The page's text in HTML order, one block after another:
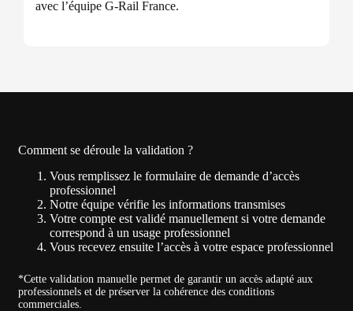
avec l’équipe G-Rail France.
Comment se déroule la validation ?
Vous remplissez le formulaire de demande d’accès
professionnel
Notre équipe vérifie les informations transmises
Votre compte est validé manuellement si votre demande
correspond à un usage professionnel
Vous recevez ensuite l’accès à votre espace professionnel
*Cette validation manuelle permet de garantir un accès adapté aux
professionnels et de préserver la cohérence des conditions
commerciales.